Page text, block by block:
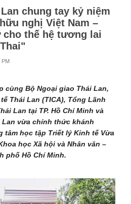
chung tay kỷ niệm
nghị Việt Nam –
cho thế hệ tương lai
PM
cùng Bộ Ngoại giao Thái Lan,
Thái Lan (TICA), Tổng Lãnh
Lan tại TP. Hồ Chí Minh và
vừa chính thức khánh
tâm học tập Triết lý Kinh tế Vừa
học Xã hội và Nhân văn –
phố Hồ Chí Minh.